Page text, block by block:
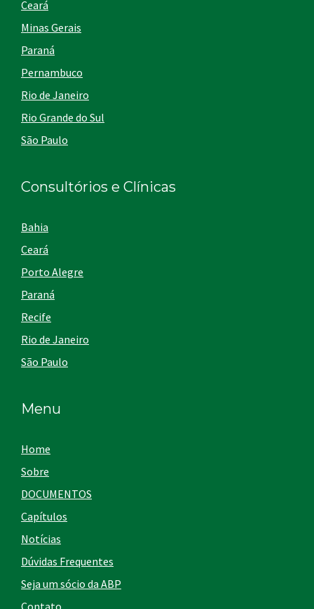
Ceará
Minas Gerais
Paraná
Pernambuco
Rio de Janeiro
Rio Grande do Sul
São Paulo
Consultórios e Clínicas
Bahia
Ceará
Porto Alegre
Paraná
Recife
Rio de Janeiro
São Paulo
Menu
Home
Sobre
DOCUMENTOS
Capítulos
Notícias
Dúvidas Frequentes
Seja um sócio da ABP
Contato